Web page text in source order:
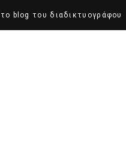
το blog του διαδικτυογράφου